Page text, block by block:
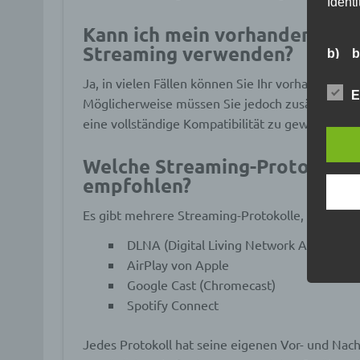
Kann ich mein vorhandenes
Streaming verwenden?
Ja, in vielen Fällen können Sie Ihr
Möglicherweise müssen Sie jedoch zusätzliche
eine vollständige Kompatibilität zu gewährleisten.
Welche Streaming-
empfohlen?
Es gibt mehrere Streaming-Protokolle, die für
DLNA (Digital Living Network Alliance)
AirPlay von Apple
Google Cast (Chromecast)
Spotify Connect
Jedes Protokoll hat seine eigenen Vor- und
b)
mit